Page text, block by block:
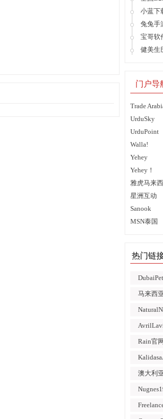
小蓝下
兔兔手
宝哥软
健美生
门户导
Trade
UrduSky
UrduPoint
Walla!
Yehey
Yehey！
雅虎马来
星洲互动
Sanook
MSN泰国
热门链
马来西
Rain官网
澳大利